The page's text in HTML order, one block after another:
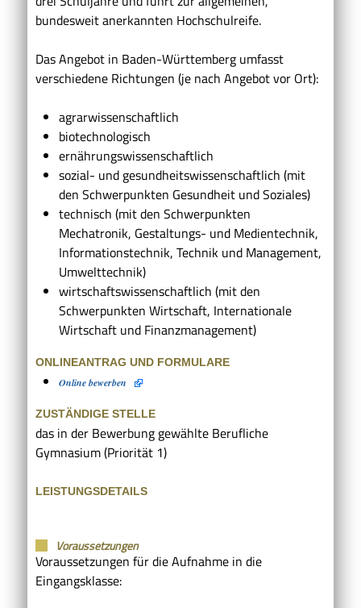
bundesweit anerkannten Hochschulreife.
Das Angebot in Baden-Württemberg umfasst
verschiedene Richtungen (je nach Angebot vor Ort):
agrarwissenschaftlich
biotechnologisch
ernährungswissenschaftlich
sozial- und gesundheitswissenschaftlich (mit
den Schwerpunkten Gesundheit und Soziales)
technisch (mit den Schwerpunkten
Mechatronik, Gestaltungs- und Medientechnik,
Informationstechnik, Technik und Management,
Umwelttechnik)
wirtschaftswissenschaftlich (mit den
Schwerpunkten Wirtschaft, Internationale
Wirtschaft und Finanzmanagement)
ONLINEANTRAG UND FORMULARE
Online bewerben
ZUSTÄNDIGE STELLE
das in der Bewerbung gewählte Berufliche
Gymnasium (Priorität 1)
LEISTUNGSDETAILS
Voraussetzungen
Voraussetzungen für die Aufnahme in die
Eingangsklasse: